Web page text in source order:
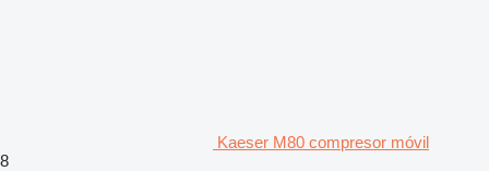
Kaeser M80 compresor móvil
8